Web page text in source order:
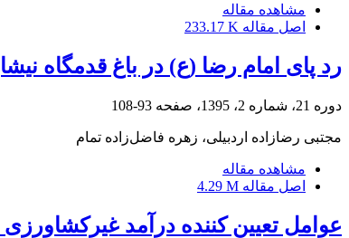
مشاهده مقاله
اصل مقاله 233.17 K
رد پای امام رضا (ع) در باغ قدمگاه
دوره 21، شماره 2، 1395، صفحه 93-108
مجتبی رضازاده اردبیلی، زهره فاضل‌زاده تمام
مشاهده مقاله
اصل مقاله 4.29 M
عوامل تعیین کننده درآمد